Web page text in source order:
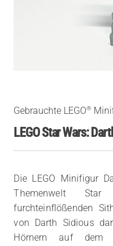
Gebrauchte LEGO®
LEGO Star Wars:
Die LEGO Minifigur
Themenwelt
furchteinflößenden
von Darth Sidious
Hörnern auf dem